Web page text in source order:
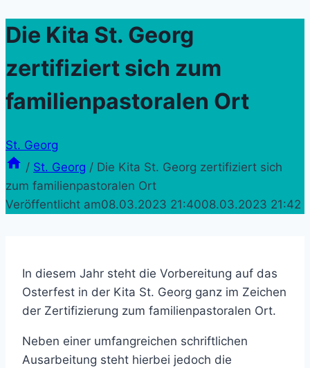
Die Kita St. Georg
zertifiziert sich zum
familienpastoralen Ort
St. Georg
/ St. Georg / Die Kita St. Georg zertifiziert sich
zum familienpastoralen Ort
Veröffentlicht am08.03.2023 21:4008.03.2023 21:42
In diesem Jahr steht die Vorbereitung auf das
Osterfest in der Kita St. Georg ganz im Zeichen
der Zertifizierung zum familienpastoralen Ort.
Neben einer umfangreichen schriftlichen
Ausarbeitung steht hierbei jedoch die